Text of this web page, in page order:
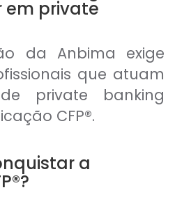
private
da Anbima exige
que atuam
private banking
CFP®.
a